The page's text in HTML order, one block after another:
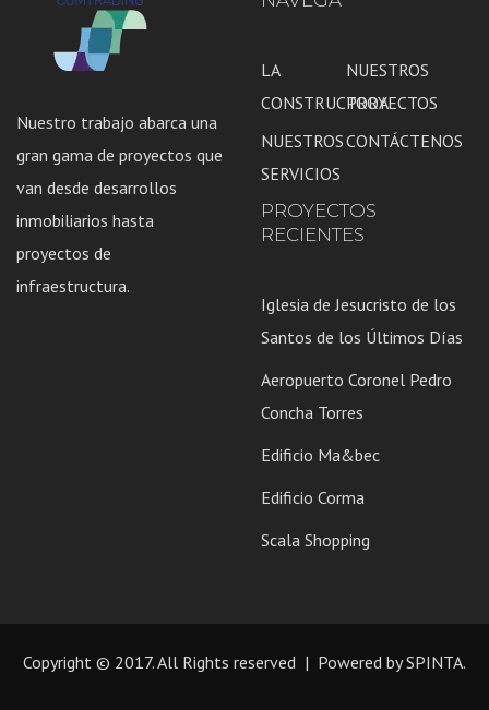
Nuestro trabajo abarca una
gran gama de proyectos que
van desde desarrollos
inmobiliarios hasta
proyectos de
infraestructura.
LA
CONSTRUCTORA
NUESTROS
PROYECTOS
NUESTROS
SERVICIOS
CONTÁCTENOS
PROYECTOS
RECIENTES
Iglesia de Jesucristo de los
Santos de los Últimos Días
Aeropuerto Coronel Pedro
Concha Torres
Edificio Ma&bec
Edificio Corma
Scala Shopping
Copyright © 2017. All Rights reserved | Powered bySPINTA.